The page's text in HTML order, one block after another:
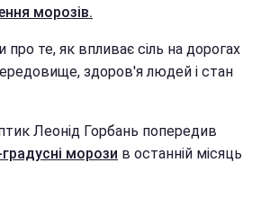
морозів.
те, як впливає сіль на дорогах
здоров'я людей і стан
Леонід Горбань попередив
морози в останній місяць